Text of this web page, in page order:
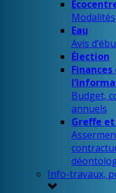
Modalités
Eau
Avis
Élection
Budget,
annuels
Greffe
Info-travaux,